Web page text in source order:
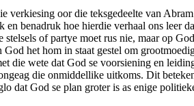
verkiesing oor die teksgedeelte van Abram
en benadruk hoe hierdie verhaal ons leer
stelsels of partye moet rus nie, maar op
God het hom in staat gestel om
die wete dat God se voorsiening en
die onmiddellike uitkoms. Dit
dat God se plan groter is as enige